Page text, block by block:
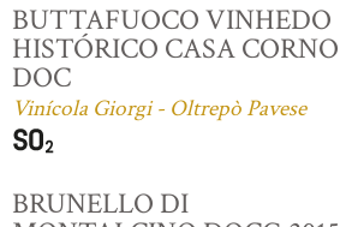
BUTTAFUOCO VINHEDO
HISTÓRICO CASA CORNO
DOC
Vinícola Giorgi - Oltrepò Pavese
BRUNELLO DI